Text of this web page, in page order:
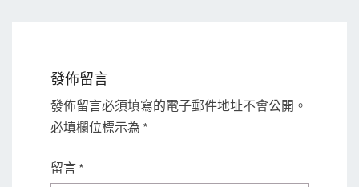
發佈留言
發佈留言必須填寫的電子郵件地址不會公開。
必填欄位標示為 *
留言 *